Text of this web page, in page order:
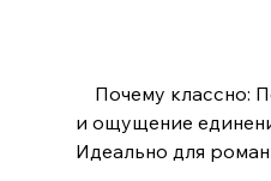
Почему классно:
и ощущение
Идеально для